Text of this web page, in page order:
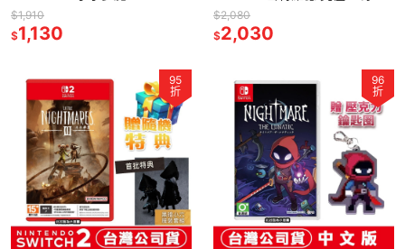
Nightmare 3 -中文版●數位特
典
$1,910
$1,130
未知 Metroid Prime 4-中文版
$2,080
$2,030
95
折
96
折